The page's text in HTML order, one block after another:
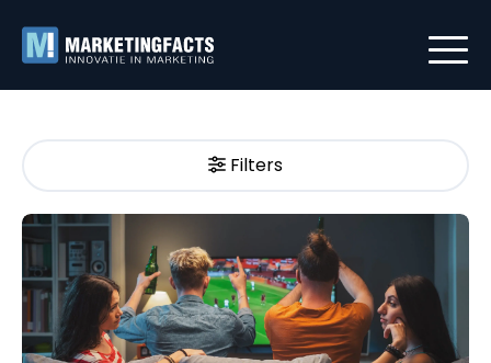
Filters